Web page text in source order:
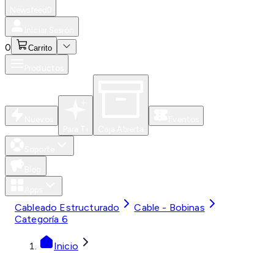
0 Carrito
Cableado Estructurado
Cable - Bobinas
Categoría 6
Inicio